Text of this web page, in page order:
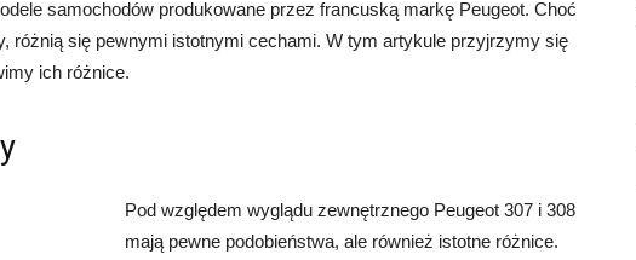
samochodów produkowane przez francuską markę Peugeot. Choć
różnią się pewnymi istotnymi cechami. W tym artykule przyjrzymy się
ich różnice.
Pod względem wyglądu zewnętrznego Peugeot 307 i 308
mają pewne podobieństwa, ale również istotne różnice.